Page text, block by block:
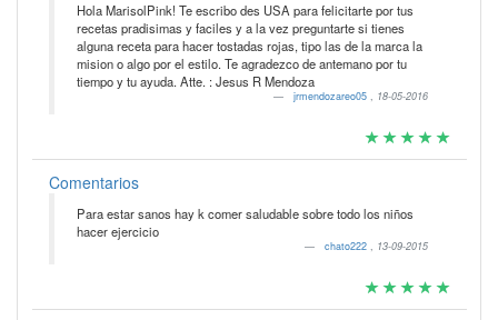
Hola MarisolPink! Te escribo des USA para felicitarte por tus
recetas pradisimas y faciles y a la vez preguntarte si tienes
alguna receta para hacer tostadas rojas, tipo las de la marca la
mision o algo por el estilo. Te agradezco de antemano por tu
tiempo y tu ayuda. Atte. : Jesus R Mendoza
jrmendozareo05 , 18-05-2016
Comentarios
Para estar sanos hay k comer saludable sobre todo los niños
hacer ejercicio
chato222 , 13-09-2015